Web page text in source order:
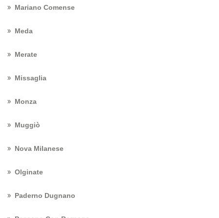
Mariano Comense
Meda
Merate
Missaglia
Monza
Muggiò
Nova Milanese
Olginate
Paderno Dugnano